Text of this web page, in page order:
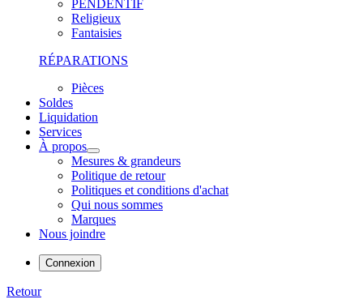
PENDENTIF
Religieux
Fantaisies
RÉPARATIONS
Pièces
Soldes
Liquidation
Services
À propos
Mesures & grandeurs
Politique de retour
Politiques et conditions d'achat
Qui nous sommes
Marques
Nous joindre
Connexion
Retour